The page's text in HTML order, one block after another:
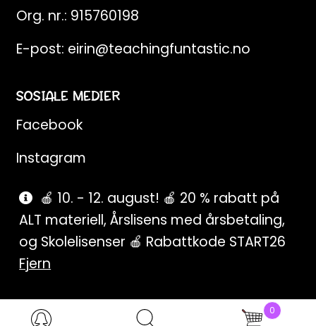
Org. nr.: 915760198
E-post: eirin@teachingfuntastic.no
SOSIALE MEDIER
Facebook
Instagram
Pinterest
SnapChat
Products
0
🍎 10. - 12. august! 🍎 20 % rabatt på
ALT materiell, Årslisens med årsbetaling,
og Skolelisenser 🍎 Rabattkode START26
Fjern